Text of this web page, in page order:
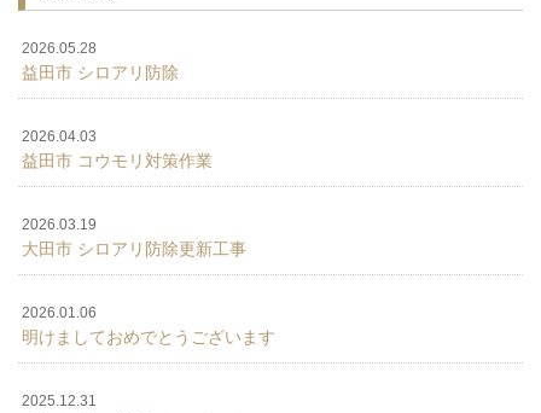
2026.05.28
益田市 シロアリ防除
2026.04.03
益田市 コウモリ対策作業
2026.03.19
大田市 シロアリ防除更新工事
2026.01.06
明けましておめでとうございます
2025.12.31